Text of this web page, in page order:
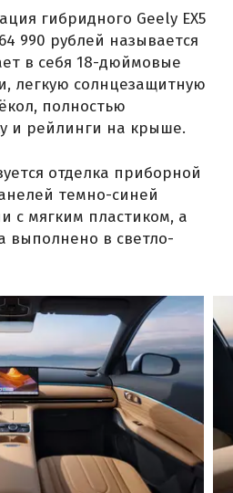
гибридного Geely EX5
990 рублей называется
в себя 18-дюймовые
легкую солнцезащитную
полностью
и рейлинги на крыше.
отделка приборной
темно-синей
с мягким пластиком, а
выполнено в светло-